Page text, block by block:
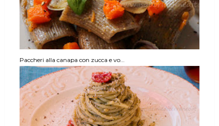
Paccheri alla canapa con zucca e vo...